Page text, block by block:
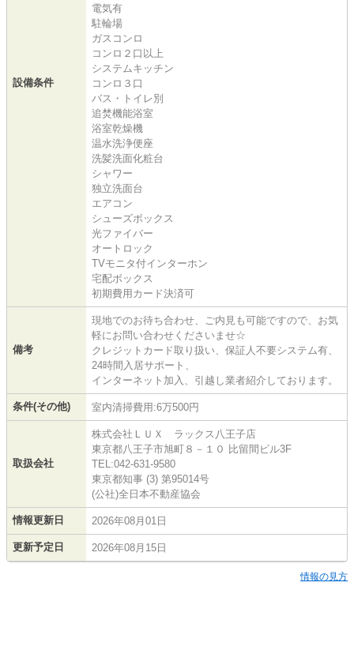
設備条件
電気有
駐輪場
ガスコンロ
コンロ２口以上
システムキッチン
コンロ３口
バス・トイレ別
追焚機能浴室
浴室乾燥機
温水洗浄便座
洗髪洗面化粧台
シャワー
独立洗面台
エアコン
シューズボックス
光ファイバー
オートロック
TVモニタ付インターホン
宅配ボックス
初期費用カード決済可
備考
現地でのお待ち合わせ、ご内見も可能ですので、お気
軽にお問い合わせくださいませ☆
クレジットカード取り扱い、保証人不要システム有、
24時間入居サポート、
インターネット加入、引越し業者紹介しております。
条件(その他) 室内清掃費用:6万500円
取扱会社
株式会社ＬＵＸ ラックス八王子店
東京都八王子市旭町８－１０ 比留間ビル3F
TEL:042-631-9580
東京都知事 (3) 第95014号
(公社)全日本不動産協会
情報更新日 2026年08月01日
更新予定日 2026年08月15日
情報の見方